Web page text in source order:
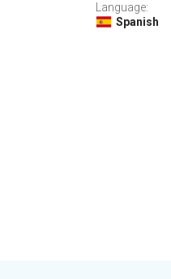
Language:
Spanish